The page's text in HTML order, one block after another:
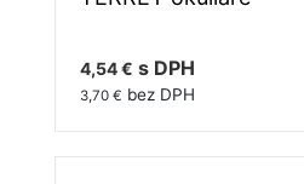
4,54 € s DPH
3,70 € bez DPH